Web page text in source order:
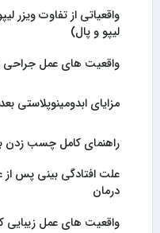
واقعیاتی از تفاوت ویزر
لیپو و پال)
واقعیت های عمل
مزایای ابدومینوپلاستی
راهنمای کامل چسب زدن
علت افتادگی بینی پس
درمان
واقعیت های عمل